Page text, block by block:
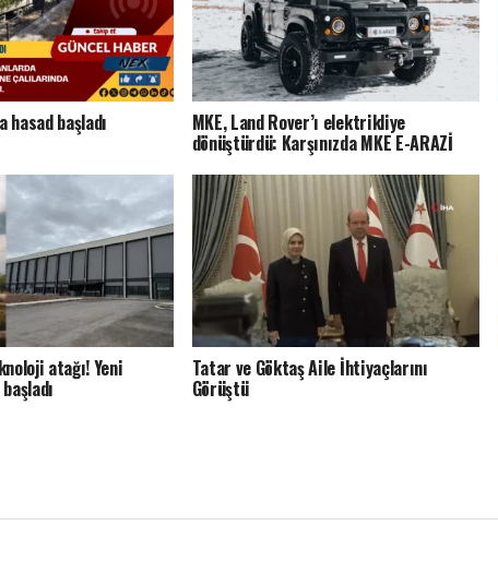
hasad başladı MKE, Land Rover’ı elektrikliye
dönüştürdü: Karşınızda MKE E-ARAZİ
atağı! Yeni Tatar ve Göktaş Aile İhtiyaçlarını
Görüştü